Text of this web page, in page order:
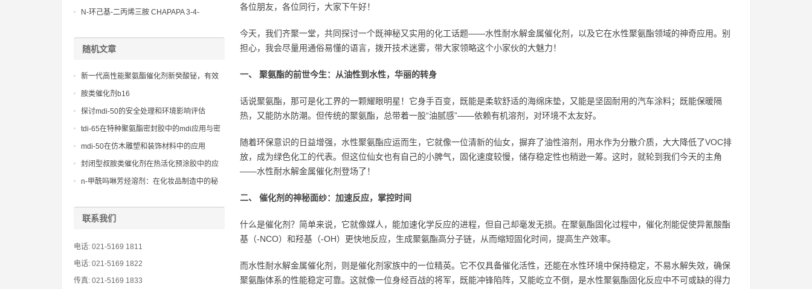
各位朋友，各位同行，大家下午好！
今天，我们齐聚一堂，共同探讨一个既神秘又实用的化工话题——水性耐水解金属催化剂，以及它在水性聚氨酯领域的神奇应用。别
担心，我会尽量用通俗易懂的语言，拨开技术迷雾，带大家领略这个小家伙的大魅力！
一、 聚氨酯的前世今生：从油性到水性，华丽的转身
话说聚氨酯，那可是化工界的一颗耀眼明星！它身手百变，既能是柔软舒适的海绵床垫，又能是坚固耐用的汽车涂料；既能保暖隔
热，又能防水防潮。但传统的聚氨酯，总带着一股“油腻感”——依赖有机溶剂，对环境不太友好。
随着环保意识的日益增强，水性聚氨酯应运而生，它就像一位清新的仙女，摒弃了油性溶剂，用水作为分散介质，大大降低了VOC排
放，成为绿色化工的代表。但这位仙女也有自己的小脾气，固化速度较慢，储存稳定性也稍逊一筹。这时，就轮到我们今天的主角
——水性耐水解金属催化剂登场了！
二、 催化剂的神秘面纱：加速反应，掌控时间
什么是催化剂？简单来说，它就像媒人，能加速化学反应的进程，但自己却毫发无损。在聚氨酯固化过程中，催化剂能促使异氰酸酯
基（-NCO）和羟基（-OH）更快地反应，生成聚氨酯高分子链，从而缩短固化时间，提高生产效率。
而水性耐水解金属催化剂，则是催化剂家族中的一位精英。它不仅具备催化活性，还能在水性环境中保持稳定，不易水解失效，确保
聚氨酯体系的性能稳定可靠。这就像一位身经百战的将军，既能冲锋陷阵，又能屹立不倒，是水性聚氨酯固化反应中不可或缺的得力
No 109-76-2
N-环己基-二丙烯三胺 CHAPAPA 3-4-
随机文章
新一代高性能聚氨酯催化剂新癸酸铋，有效
替代传统有机锡、铅催化剂
胺类催化剂b16
探讨mdi-50的安全处理和环境影响评估
tdi-65在特种聚氨酯密封胶中的mdi应用与密
封效能
mdi-50在仿木雕塑和装饰材料中的应用
封闭型叔胺类催化剂在热活化预涂胶中的应
用前景
n-甲酰吗啉芳烃溶剂：在化妆品制造中的秘
联系我们
电话: 021-5169 1811
电话: 021-5169 1822
传真: 021-5169 1833